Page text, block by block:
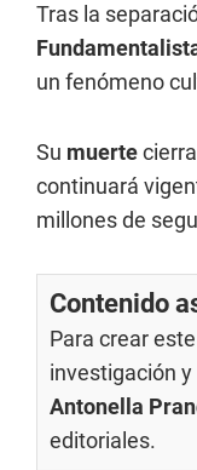
Tras la
un fenómeno
Su muerte
continuará
millones de
Contenido
Para crear
investigación
Antonella
editoriales.